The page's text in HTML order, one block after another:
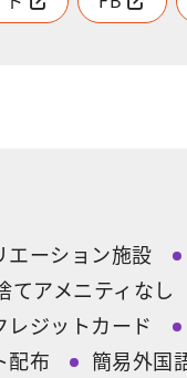
エーション施設
てアメニティなし
レジットカード
配布 簡易外国